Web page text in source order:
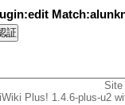
Plus! 1.4.6-plus-u2